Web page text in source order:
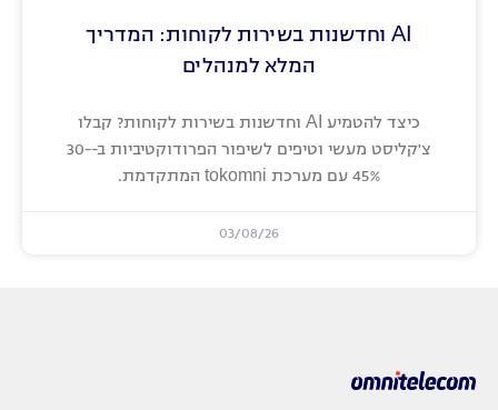
AI וחדשנות בשירות לקוחות: המדריך
המלא למנהלים
כיצד להטמיע AI וחדשנות בשירות לקוחות? קבלו
צ'קליסט מעשי וטיפים לשיפור הפרודוקטיביות ב-30-
45% עם מערכת tokomni המתקדמת.
03/08/26